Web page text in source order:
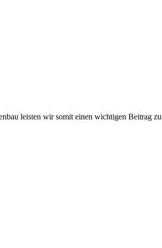
leisten wir somit einen wichtigen Beitrag